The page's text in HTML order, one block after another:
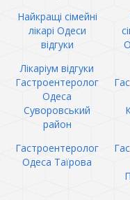
Найкращі сімейні
лікарі Одеси
відгуки
Лікаріум відгуки
Гастроентеролог
Одеса
Суворовський
район
Гастроентеролог
Одеса Таїрова